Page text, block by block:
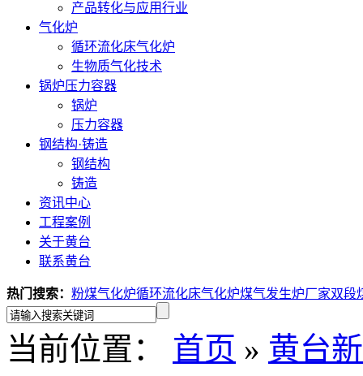
产品转化与应用行业
气化炉
循环流化床气化炉
生物质气化技术
锅炉压力容器
锅炉
压力容器
钢结构·铸造
钢结构
铸造
资讯中心
工程案例
关于黄台
联系黄台
热门搜索： 粉煤气化炉循环流化床气化炉煤气发生炉厂家双段
当前位置： 首页 » 黄台